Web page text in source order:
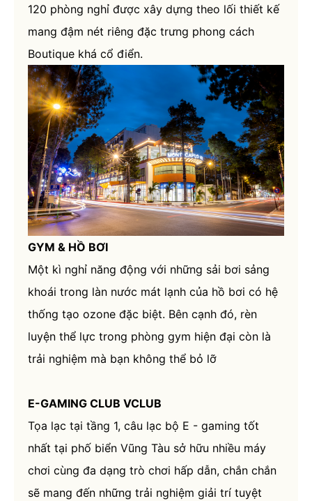
120 phòng nghỉ được xây dựng theo lối thiết kế
mang đậm nét riêng đặc trưng phong cách
Boutique khá cổ điển.
GYM & HỒ BƠI
Một kì nghỉ năng động với những sải bơi sảng
khoái trong làn nước mát lạnh của hồ bơi có hệ
thống tạo ozone đặc biệt. Bên cạnh đó, rèn
luyện thể lực trong phòng gym hiện đại còn là
trải nghiệm mà bạn không thể bỏ lỡ
E-GAMING CLUB VCLUB
Tọa lạc tại tầng 1, câu lạc bộ E - gaming tốt
nhất tại phố biển Vũng Tàu sở hữu nhiều máy
chơi cùng đa dạng trò chơi hấp dẫn, chắn chắn
sẽ mang đến những trải nghiệm giải trí tuyệt